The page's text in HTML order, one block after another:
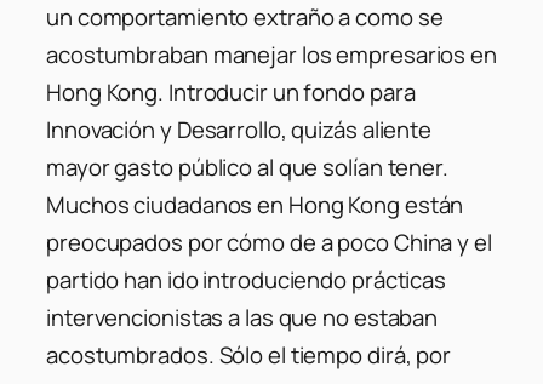
un comportamiento extraño a como se
acostumbraban manejar los empresarios en
Hong Kong. Introducir un fondo para
Innovación y Desarrollo, quizás aliente
mayor gasto público al que solían tener.
Muchos ciudadanos en Hong Kong están
preocupados por cómo de a poco China y el
partido han ido introduciendo prácticas
intervencionistas a las que no estaban
acostumbrados. Sólo el tiempo dirá, por